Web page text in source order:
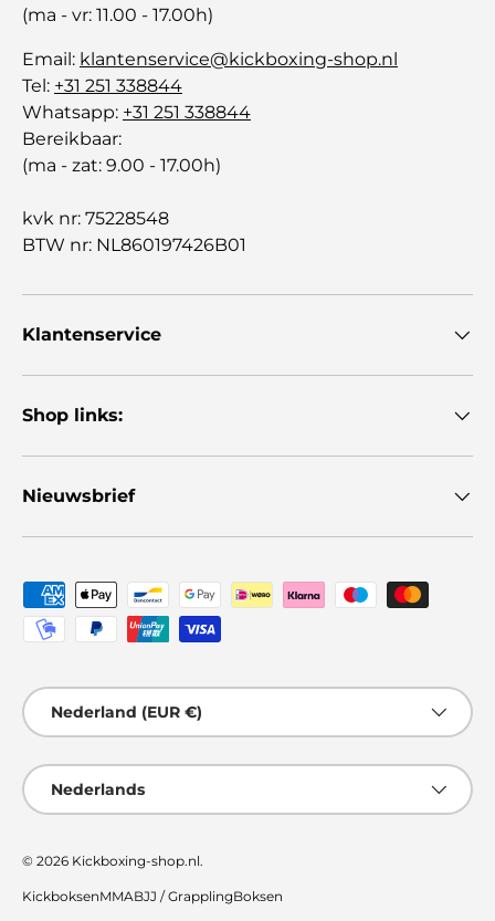
(ma - vr: 11.00 - 17.00h)
Email: klantenservice@kickboxing-shop.nl
Tel: +31 251 338844
Whatsapp: +31 251 338844
Bereikbaar:
(ma - zat: 9.00 - 17.00h)
kvk nr: 75228548
BTW nr: NL860197426B01
Klantenservice
Shop links:
Nieuwsbrief
Geaccepteerde betaalmethoden
Land/Regio
Nederland (EUR €)
Taal
Nederlands
© 2026 Kickboxing-shop.nl.
KickboksenMMABJJ / GrapplingBoksen